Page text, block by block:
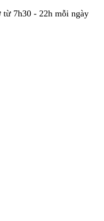
7h30 - 22h mỗi ngày